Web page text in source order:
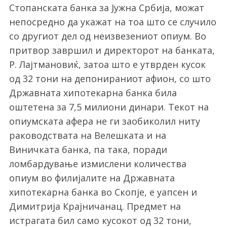
Стопанската банка за Јужна Србија, можат
непосредно да укажат на тоа што се случило
со другиот дел од неизвезениот опиум. Во
притвор завршил и директорот на банката,
Р. Лајтмановиќ, затоа што е утврден кусок
од 32 тони на депонираниот афион, со што
Државната хипотекарна банка била
оштетена за 7,5 милиони динари. Текот на
опиумската афера не ги заобиколил ниту
раководствата на Велешката и на
Виничката банка, па така, поради
ломбардување измислени количества
опиум во филијалите на Државната
хипотекарна банка во Скопје, е уапсен и
Димитрија Крајничанац. Предмет на
истрагата бил само кусокот од 32 тони,